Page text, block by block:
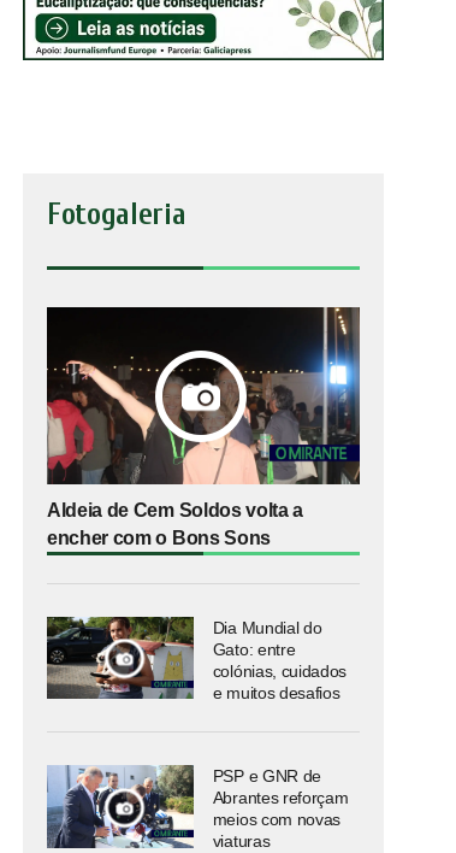
Fotogaleria
Aldeia de Cem Soldos volta a
encher com o Bons Sons
Dia Mundial do
Gato: entre
colónias, cuidados
e muitos desafios
PSP e GNR de
Abrantes reforçam
meios com novas
viaturas